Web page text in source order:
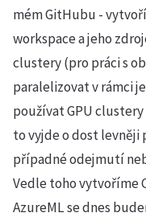
mém GitHubu -
workspace a jeho
clustery (pro práci s
paralelizovat v rámci
používat GPU
to vyjde o dost
případné odejmutí
Vedle toho vytvoříme
AzureML se dnes